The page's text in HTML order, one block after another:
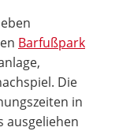
Barfußpark
Die
in
ausgeliehen